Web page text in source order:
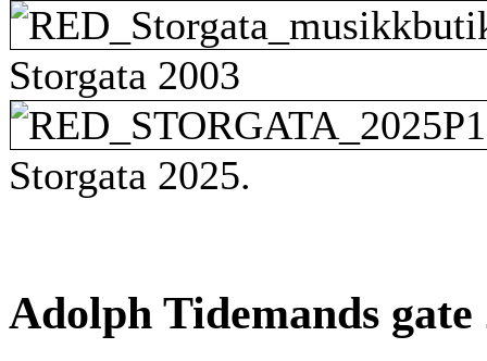
Storgata 2003
Storgata 2025.
Adolph Tidemands gate